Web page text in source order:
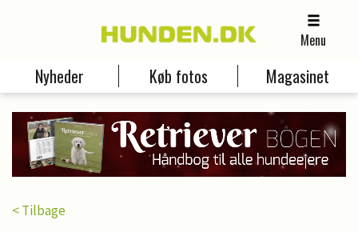
Menu
Nyheder Køb fotos Magasinet
< Tilbage